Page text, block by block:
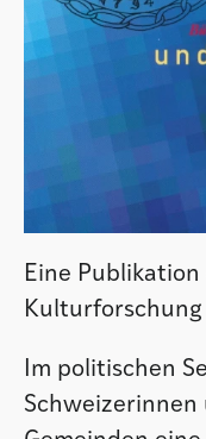
Eine
Im politischen
Schweizerinnen